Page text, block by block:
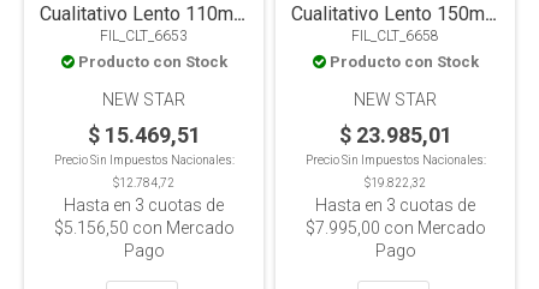
Cualitativo Lento 110mm
X 100u
FIL_CLT_6653
Producto con Stock
NEW STAR
$ 15.469,51
Precio Sin Impuestos Nacionales:
$12.784,72
Hasta en 3 cuotas de
$5.156,50 con Mercado
Pago
Cualitativo Lento 150mm
X 100u
FIL_CLT_6658
Producto con Stock
NEW STAR
$ 23.985,01
Precio Sin Impuestos Nacionales:
$19.822,32
Hasta en 3 cuotas de
$7.995,00 con Mercado
Pago